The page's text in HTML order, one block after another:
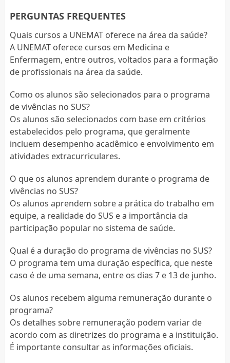
PERGUNTAS FREQUENTES
Quais cursos a UNEMAT oferece na área da saúde?
A UNEMAT oferece cursos em Medicina e
Enfermagem, entre outros, voltados para a formação
de profissionais na área da saúde.
Como os alunos são selecionados para o programa
de vivências no SUS?
Os alunos são selecionados com base em critérios
estabelecidos pelo programa, que geralmente
incluem desempenho acadêmico e envolvimento em
atividades extracurriculares.
O que os alunos aprendem durante o programa de
vivências no SUS?
Os alunos aprendem sobre a prática do trabalho em
equipe, a realidade do SUS e a importância da
participação popular no sistema de saúde.
Qual é a duração do programa de vivências no SUS?
O programa tem uma duração específica, que neste
caso é de uma semana, entre os dias 7 e 13 de junho.
Os alunos recebem alguma remuneração durante o
programa?
Os detalhes sobre remuneração podem variar de
acordo com as diretrizes do programa e a instituição.
É importante consultar as informações oficiais.